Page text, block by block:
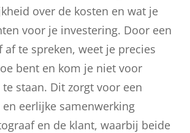
over de kosten en wat je
voor je investering. Door een
af te spreken, weet je precies
bent en kom je niet voor
staan. Dit zorgt voor een
eerlijke samenwerking
en de klant, waarbij beide